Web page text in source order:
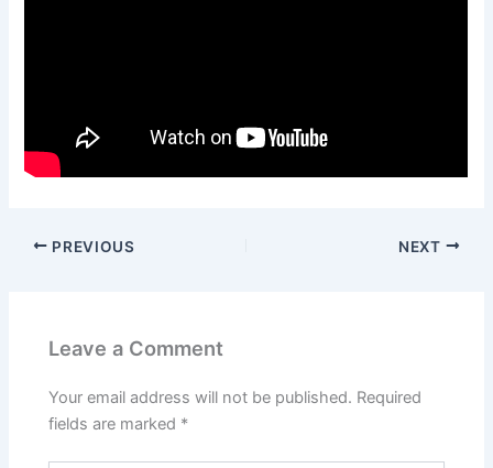
PREVIOUS NEXT
Leave a Comment
Your email address will not be published. Required
fields are marked *